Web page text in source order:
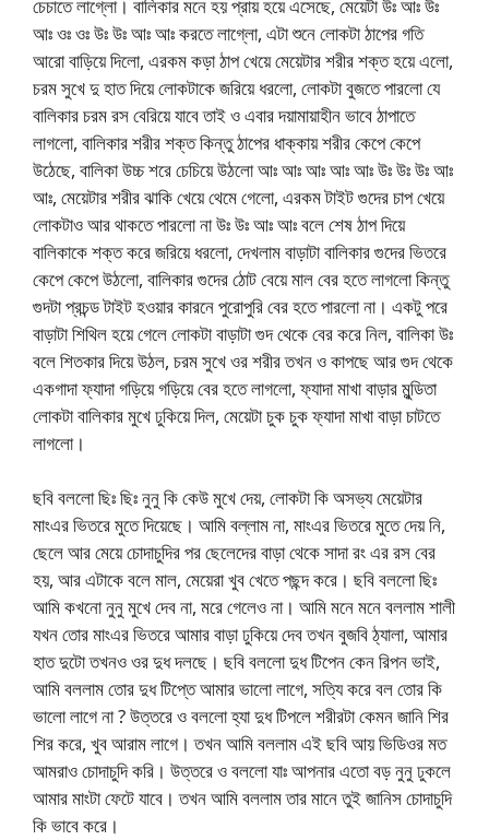
চেচাতে লাগ্লো। বালিকার মনে হয় প্রায় হয়ে এসেছে, মেয়েটা উঃ আঃ উঃ
আঃ ওঃ ওঃ উঃ উঃ আঃ আঃ করতে লাগ্লো, এটা শুনে লোকটা ঠাপের গতি
আরো বাড়িয়ে দিলো, এরকম কড়া ঠাপ খেয়ে মেয়েটার শরীর শক্ত হয়ে এলো,
চরম সুখে দু হাত দিয়ে লোকটাকে জরিয়ে ধরলো, লোকটা বুজতে পারলো যে
বালিকার চরম রস বেরিয়ে যাবে তাই ও এবার দয়ামায়াহীন ভাবে ঠাপাতে
লাগলো, বালিকার শরীর শক্ত কিন্তু ঠাপের ধাক্কায় শরীর কেপে কেপে
উঠেছে, বালিকা উচ্চ শরে চেচিয়ে উঠলো আঃ আঃ আঃ আঃ আঃ উঃ উঃ উঃ আঃ
আঃ, মেয়েটার শরীর ঝাকি খেয়ে থেমে গেলো, এরকম টাইট গুদের চাপ খেয়ে
লোকটাও আর থাকতে পারলো না উঃ উঃ আঃ আঃ বলে শেষ ঠাপ দিয়ে
বালিকাকে শক্ত করে জরিয়ে ধরলো, দেখলাম বাড়াটা বালিকার গুদের ভিতরে
কেপে ‍‌কেপে উঠলো, বালিকার গুদের ঠোট বেয়ে মাল বের হতে লাগলো কিন্তু
গুদটা প্রচন্ড টাইট হওয়ার কারনে পুরোপুরি বের হতে পারলো না। একটু পরে
বাড়াটা শিথিল হয়ে গেলে লোকটা বাড়াটা গুদ থেকে বের করে নিল, বালিকা উঃ
বলে শিতকার দিয়ে উঠল, চরম সুখে ওর শরীর তখন ও কাপছে আর গুদ থেকে
একগাদা ফ্যাদা গড়িয়ে গড়িয়ে বের হতে লাগলো, ফ্যাদা মাখা বাড়ার মুন্ডিতা
লোকটা বালিকার মুখে ঢুকিয়ে দিল, মেয়েটা চুক চুক ফ্যাদা মাখা বাড়া চাটতে
লাগলো।
ছবি বললো ছিঃ ছিঃ নুনু কি কেউ মুখে দেয়, লোকটা কি অসভ্য মেয়েটার
মাংএর ভিতরে মুতে দিয়েছে। আমি বল্লাম না, মাংএর ভিতরে মুতে দেয় নি,
ছেলে আর মেয়ে চোদাচুদির পর ছেলেদের বাড়া থেকে সাদা রং এর রস বের
হয়, আর এটাকে বলে মাল, মেয়েরা খুব খেতে পছন্দ করে। ছবি বললো ছিঃ
আমি কখনো নুনু মুখে দেব না, মরে গেলেও না। আমি মনে মনে বললাম শালী
যখন তোর মাংএর ভিতরে আমার বাড়া ঢুকিয়ে দেব তখন বুজবি ঠ্যালা, আমার
হাত দুটো তখনও ওর দুধ দলছে। ছবি বললো দুধ টিপেন কেন রিপন ভাই,
আমি বললাম তোর দুধ টিপ্তে আমার ভালো লাগে, সত্যি করে বল তোর কি
ভালো লাগে না ? উত্তরে ও বললো হ্যা দুধ টিপলে শরীরটা কেমন জানি শির
শির করে, খুব আরাম লাগে। তখন আমি বললাম এই ছবি আয় ভিডিওর মত
আমরাও চোদাচুদি করি। উত্তরে ও বললো যাঃ আপনার এতো বড় নুনু ঢুকলে
আমার মাংটা ফেটে যাবে। তখন আমি বললাম তার মানে তুই জানিস চোদাচুদি
কি ভাবে করে।